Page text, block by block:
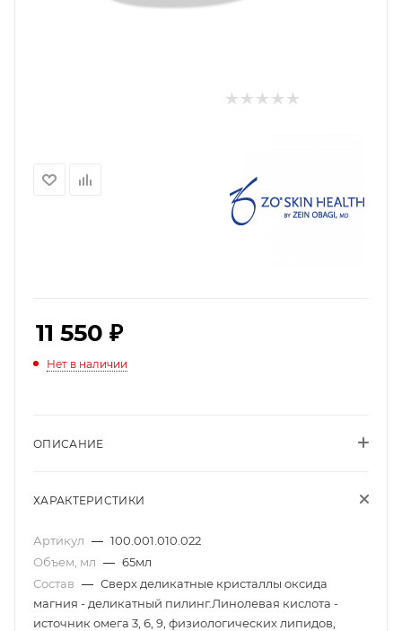
11 550 ₽
Нет в наличии
ОПИСАНИЕ
ХАРАКТЕРИСТИКИ
Артикул — 100.001.010.022
Объем, мл — 65мл
Состав — Сверх деликатные кристаллы оксида
магния - деликатный пилинг.Линолевая кислота -
источник омега 3, 6, 9, физиологических липидов,